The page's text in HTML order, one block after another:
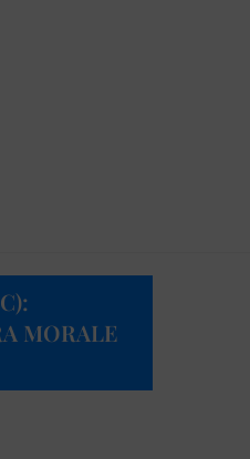
MORALE